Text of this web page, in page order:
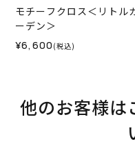
モチーフクロス＜リトル
ーデン＞
¥6,600 (税込)
他のお客様は